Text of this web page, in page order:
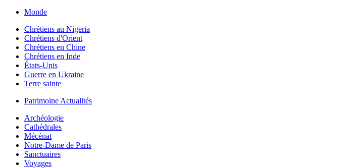
Monde
Chrétiens au Nigeria
Chrétiens d'Orient
Chrétiens en Chine
Chrétiens en Inde
États-Unis
Guerre en Ukraine
Terre sainte
Patrimoine Actualités
Archéologie
Cathédrales
Mécénat
Notre-Dame de Paris
Sanctuaires
Voyages